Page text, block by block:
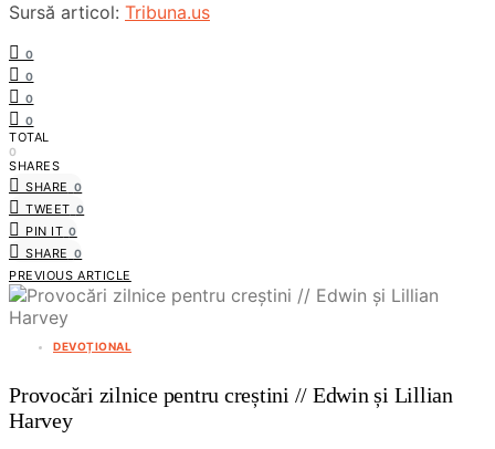
Sursă articol: Tribuna.us
0
0
0
0
TOTAL
0
SHARES
SHARE 0
TWEET 0
PIN IT 0
SHARE 0
PREVIOUS ARTICLE
DEVOȚIONAL
Provocări zilnice pentru creștini // Edwin și Lillian
Harvey